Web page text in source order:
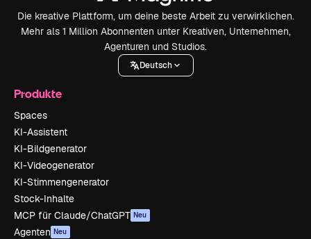
Die kreative Plattform, um deine beste Arbeit zu verwirklichen.
Mehr als 1 Million Abonnenten unter Kreativen, Unternehmen,
Agenturen und Studios.
Deutsch
Produkte
Spaces
KI-Assistent
KI-Bildgenerator
KI-Videogenerator
KI-Stimmengenerator
Stock-Inhalte
MCP für Claude/ChatGPT Neu
Agenten Neu